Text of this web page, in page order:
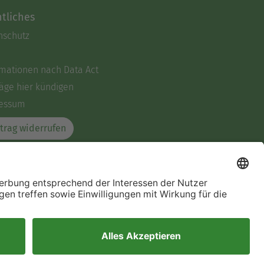
nach Data Act
hier kündigen
widerrufen